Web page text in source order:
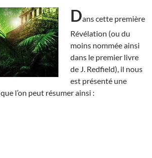
Dans cette première
Révélation (ou du
moins nommée ainsi
dans le premier livre
de J. Redfield), il nous
est présenté une
que l’on peut résumer ainsi :